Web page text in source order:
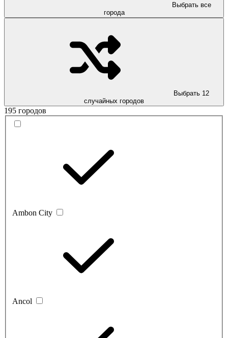
Выбрать все
города
Выбрать 12
случайных городов
195 городов
Ambon City
Ancol